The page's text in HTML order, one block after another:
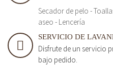
Secador de pelo -
aseo - Lencería
SERVICIO DE
Disfrute de un servicio
bajo pedido.